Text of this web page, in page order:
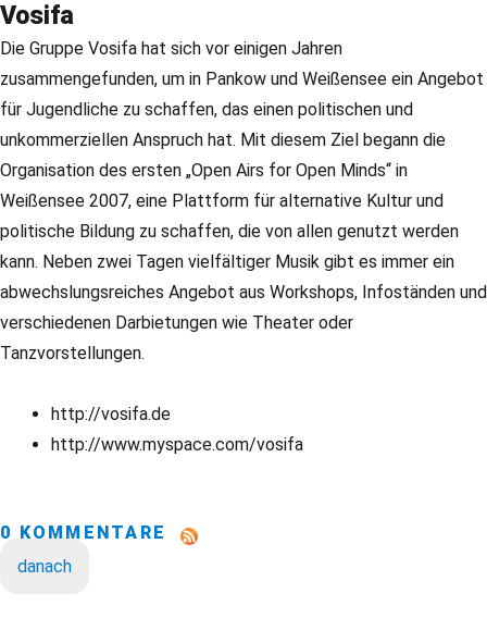
Vosifa
Die Gruppe Vosifa hat sich vor einigen Jahren
zusammengefunden, um in Pankow und Weißensee ein Angebot
für Jugendliche zu schaffen, das einen politischen und
unkommerziellen Anspruch hat. Mit diesem Ziel begann die
Organisation des ersten „Open Airs for Open Minds“ in
Weißensee 2007, eine Plattform für alternative Kultur und
politische Bildung zu schaffen, die von allen genutzt werden
kann. Neben zwei Tagen vielfältiger Musik gibt es immer ein
abwechslungsreiches Angebot aus Workshops, Infoständen und
verschiedenen Darbietungen wie Theater oder
Tanzvorstellungen.
http://vosifa.de
http://www.myspace.com/vosifa
0 KOMMENTARE
danach